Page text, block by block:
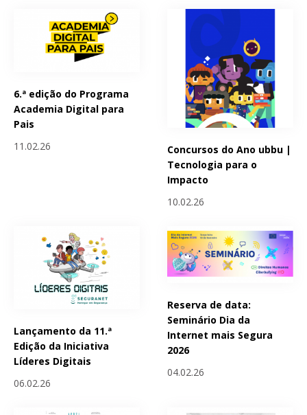
6.ª edição do Programa
Academia Digital para
Pais
11.02.26
Concursos do Ano ubbu |
Tecnologia para o
Impacto
10.02.26
Lançamento da 11.ª
Edição da Iniciativa
Líderes Digitais
06.02.26
Reserva de data:
Seminário Dia da
Internet mais Segura
2026
04.02.26